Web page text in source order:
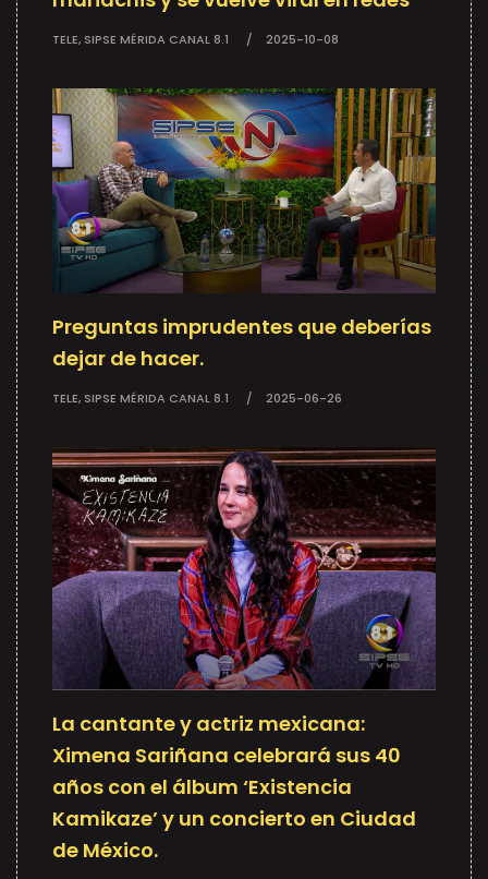
TELE, SIPSE MÉRIDA CANAL 8.1 2025-10-08
Preguntas imprudentes que deberías
dejar de hacer.
TELE, SIPSE MÉRIDA CANAL 8.1 2025-06-26
La cantante y actriz mexicana:
Ximena Sariñana celebrará sus 40
años con el álbum ‘Existencia
Kamikaze’ y un concierto en Ciudad
de México.